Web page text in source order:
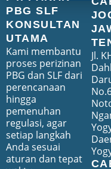
PBG SLF
KONSULTAN
UTAMA
Kami membantu
proses perizinan
PBG dan SLF dari
perencanaan
hingga
pemenuhan
regulasi, agar
setiap langkah
Anda sesuai
aturan dan tepat
Jl.